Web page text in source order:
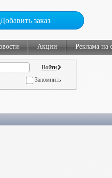
Добавить заказ
Акции Реклама на
Запомнить